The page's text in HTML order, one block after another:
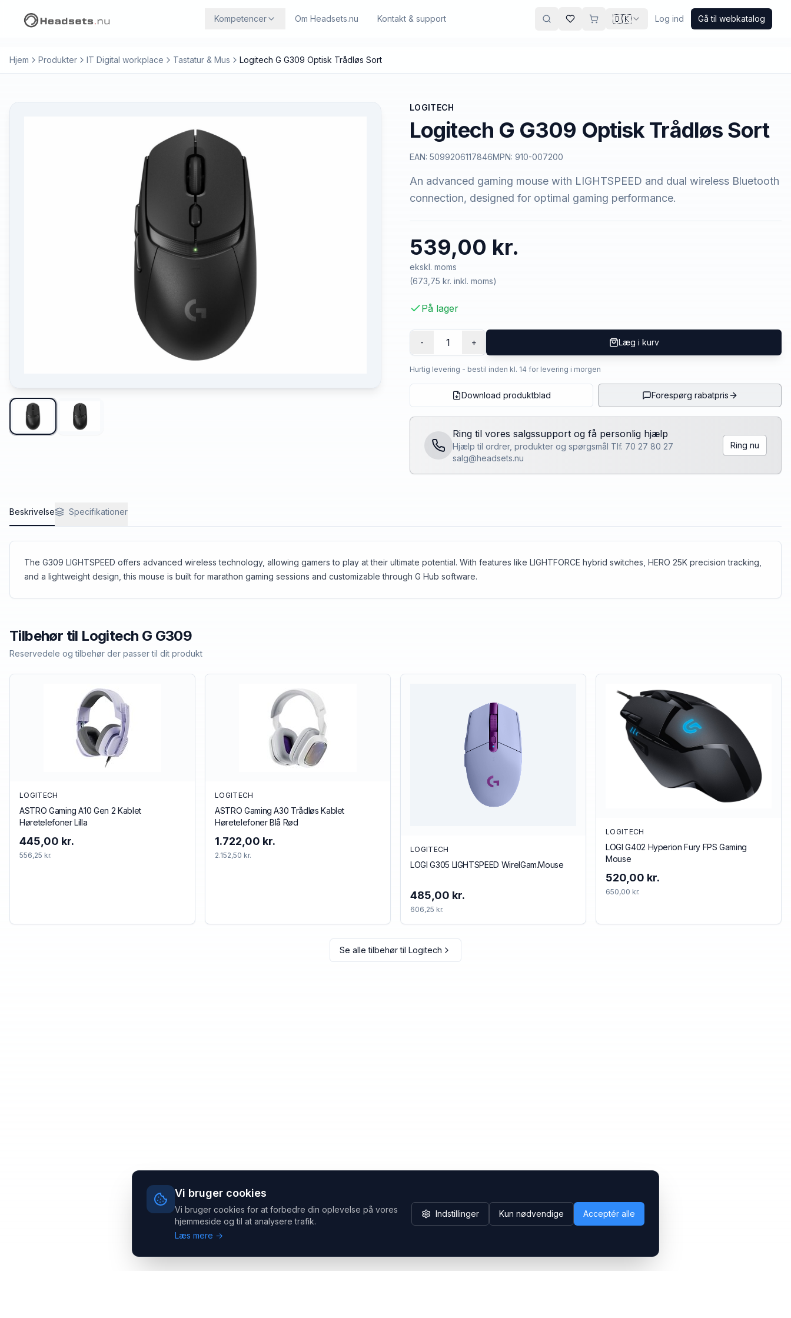
Vi bruger cookies
Vi bruger cookies for at forbedre din oplevelse på vores
hjemmeside og til at analysere trafik.
Læs mere →
Indstillinger Kun nødvendige Acceptér alle
Kompetencer Om Headsets.nu Kontakt & support 🇩🇰 Log ind Gå til webkatalog
Hjem Produkter IT Digital workplace Tastatur & Mus Logitech G G309 Optisk Trådløs Sort
LOGITECH
Logitech G G309 Optisk Trådløs Sort
EAN: 5099206117846MPN: 910-007200
An advanced gaming mouse with LIGHTSPEED and dual wireless Bluetooth
connection, designed for optimal gaming performance.
539,00 kr.
ekskl. moms
(673,75 kr. inkl. moms)
På lager
- 1 + Læg i kurv
Hurtig levering - bestil inden kl. 14 for levering i morgen
Download produktblad Forespørg rabatpris
Ring til vores salgssupport og få personlig hjælp
Hjælp til ordrer, produkter og spørgsmål Tlf. 70 27 80 27
salg@headsets.nu
Ring nu
Beskrivelse Specifikationer
The G309 LIGHTSPEED offers advanced wireless technology, allowing gamers to play at their ultimate potential. With features like LIGHTFORCE hybrid switches, HERO 25K precision tracking,
and a lightweight design, this mouse is built for marathon gaming sessions and customizable through G Hub software.
Tilbehør til Logitech G G309
Reservedele og tilbehør der passer til dit produkt
LOGITECH
ASTRO Gaming A10 Gen 2 Kablet
Høretelefoner Lilla
445,00 kr.
556,25 kr.
LOGITECH
ASTRO Gaming A30 Trådløs Kablet
Høretelefoner Blå Rød
1.722,00 kr.
2.152,50 kr.
LOGITECH
LOGI G305 LIGHTSPEED WirelGam.Mouse
485,00 kr.
606,25 kr.
LOGITECH
LOGI G402 Hyperion Fury FPS Gaming
Mouse
520,00 kr.
650,00 kr.
Se alle tilbehør til Logitech